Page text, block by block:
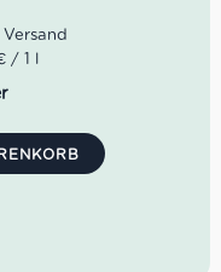
der Colle dei Tigli
einer angenehmen
zu Antipasti,
italienischer
vom Gardasee
/ 1 l